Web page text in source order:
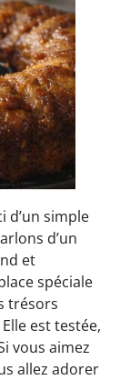
d’un simple
d’un
et
spéciale
trésors
est testée,
vous aimez
allez adorer